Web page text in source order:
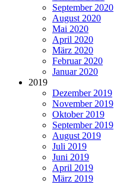
September 2020
August 2020
Mai 2020
April 2020
März 2020
Februar 2020
Januar 2020
2019
Dezember 2019
November 2019
Oktober 2019
September 2019
August 2019
Juli 2019
Juni 2019
April 2019
März 2019